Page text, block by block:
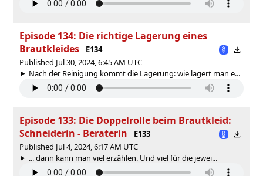
Episode 134: Die richtige Lagerung eines
Brautkleides
E134
Published Jul 30, 2024, 6:45 AM UTC
Nach der Reinigung kommt die Lagerung: wie lagert man e...
Episode 133: Die Doppelrolle beim Brautkleid:
Schneiderin - Beraterin
E133
Published Jul 4, 2024, 6:17 AM UTC
... dann kann man viel erzählen. Und viel für die jewei...